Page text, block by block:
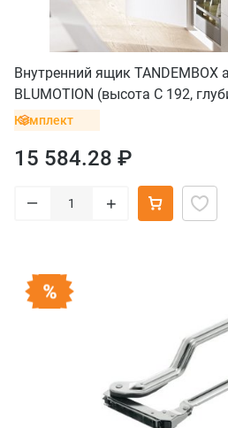
Внутренний ящик TANDEMBOX
BLUMOTION (высота С 192,
серый
Комплект
15 584.28 ₽
– +